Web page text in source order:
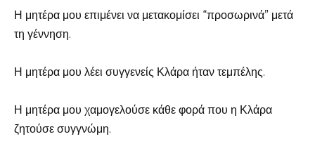
Η μητέρα μου επιμένει να μετακομίσει “προσωρινά” μετά
τη γέννηση.
Η μητέρα μου λέει συγγενείς Κλάρα ήταν τεμπέλης.
Η μητέρα μου χαμογελούσε κάθε φορά που η Κλάρα
ζητούσε συγγνώμη.